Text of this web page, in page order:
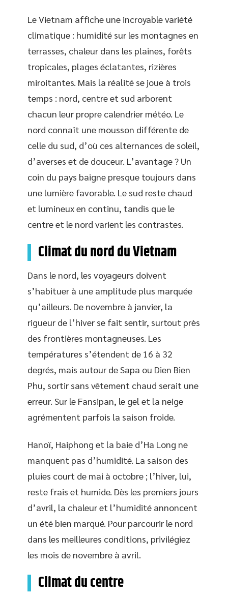
Le Vietnam affiche une incroyable variété
climatique : humidité sur les montagnes en
terrasses, chaleur dans les plaines, forêts
tropicales, plages éclatantes, rizières
miroitantes. Mais la réalité se joue à trois
temps : nord, centre et sud arborent
chacun leur propre calendrier météo. Le
nord connaît une mousson différente de
celle du sud, d’où ces alternances de soleil,
d’averses et de douceur. L’avantage ? Un
coin du pays baigne presque toujours dans
une lumière favorable. Le sud reste chaud
et lumineux en continu, tandis que le
centre et le nord varient les contrastes.
Climat du nord du Vietnam
Dans le nord, les voyageurs doivent
s’habituer à une amplitude plus marquée
qu’ailleurs. De novembre à janvier, la
rigueur de l’hiver se fait sentir, surtout près
des frontières montagneuses. Les
températures s’étendent de 16 à 32
degrés, mais autour de Sapa ou Dien Bien
Phu, sortir sans vêtement chaud serait une
erreur. Sur le Fansipan, le gel et la neige
agrémentent parfois la saison froide.
Hanoï, Haiphong et la baie d’Ha Long ne
manquent pas d’humidité. La saison des
pluies court de mai à octobre ; l’hiver, lui,
reste frais et humide. Dès les premiers jours
d’avril, la chaleur et l’humidité annoncent
un été bien marqué. Pour parcourir le nord
dans les meilleures conditions, privilégiez
les mois de novembre à avril.
Climat du centre